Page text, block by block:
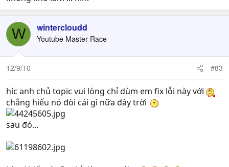
W wintercloudd
Youtube Master Race
12/9/10 #83
híc anh chủ topic vui lòng chỉ dùm em fix lỗi này với
chẳng hiểu nó đòi cái gì nữa đây trời
sau đó...